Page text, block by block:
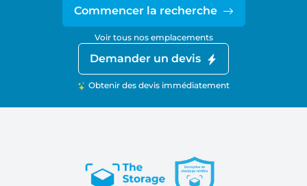
Commencer la recherche
Voir tous nos emplacements
Demander un devis
Obtenir des devis immédiatement